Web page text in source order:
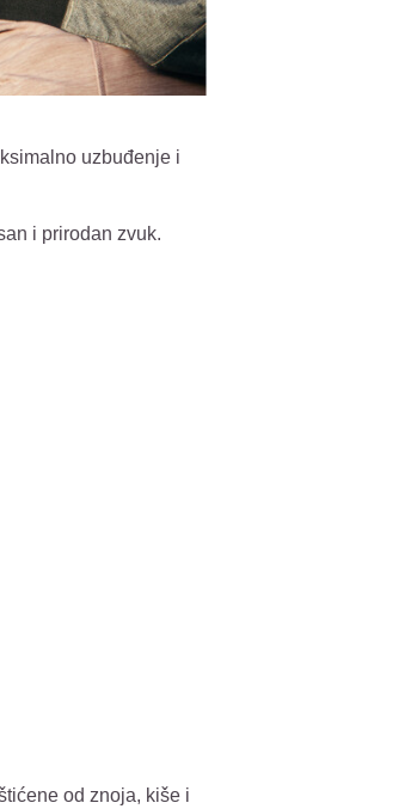
uzbuđenje i
i prirodan zvuk.
od znoja, kiše i